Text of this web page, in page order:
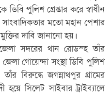
পুলিশ গ্রেপ্তার করে স্বাধীন
সাংবাদিকতার মতো মহান পেশার
দাবি জানানো হয়।
সদরের থান রোডস্হ তাঁর
গোয়েন্দা সংস্থা ডিবি পুলিশ
বিরুদ্ধে জগন্নাথপুর গ্রামের
সিলেট সাইবার ট্রাইব্যালে